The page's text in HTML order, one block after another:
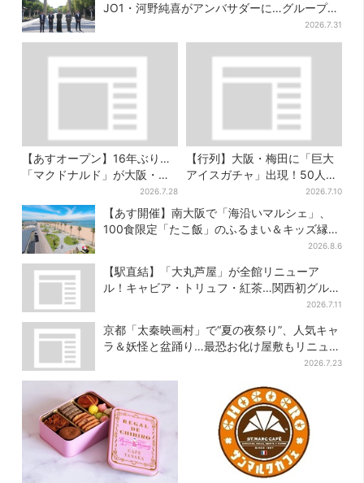
JO1・河野純喜がアンバサダーに…グループ楽
2026.7.31
【あすオープン】16年ぶり…
「マクドナルド」が大阪・本
町に帰ってくる！駅から徒歩1
分＆23時まで
2026.7.28
【行列】大阪・梅田に「巨大
アイスガチャ」出現！50人以
上が列…初日は即終了、残る
開催日は？
2026.7.10
【あす開催】南大阪で「海沿いマルシェ」、
100食限定「たこ飯」のふるまい＆キッズ縁日
2026.8.6
【駅直結】「大丸芦屋」が全館リニューア
ル！キャビア・トリュフ・紅茶…関西初グルメ
2026.7.11
京都「太秦映画村」で“夏の夜祭り”、人気キャ
ラ＆妖怪と盆踊り…最恐お化け屋敷もリニュー
2026.7.23